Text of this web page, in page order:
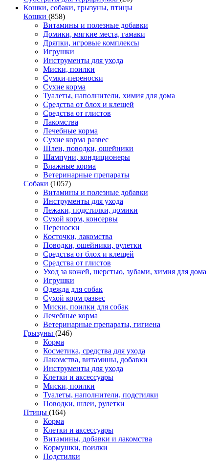
Кошки, собаки, грызуны, птицы
Кошки (858)
Витамины и полезные добавки
Домики, мягкие места, гамаки
Дряпки, игровые комплексы
Игрушки
Инструменты для ухода
Миски, поилки
Сумки-переноски
Сухие корма
Туалеты, наполнители, химия для дома
Средства от блох и клещей
Средства от глистов
Лакомства
Лечебные корма
Сухие корма развес
Шлеи, поводки, ошейники
Шампуни, кондиционеры
Влажные корма
Ветеринарные препараты
Собаки (1057)
Витамины и полезные добавки
Инструменты для ухода
Лежаки, подстилки, домики
Сухой корм, консервы
Переноски
Косточки, лакомства
Поводки, ошейники, рулетки
Средства от блох и клещей
Средства от глистов
Уход за кожей, шерстью, зубами, химия для дома
Игрушки
Одежда для собак
Сухой корм развес
Миски, поилки для собак
Лечебные корма
Ветеринарные препараты, гигиена
Грызуны (246)
Корма
Косметика, средства для ухода
Лакомства, витамины, добавки
Инструменты для ухода
Клетки и аксессуары
Миски, поилки
Туалеты, наполнители, подстилки
Поводки, шлеи, рулетки
Птицы (164)
Корма
Клетки и аксессуары
Витамины, добавки и лакомства
Кормушки, поилки
Подстилки